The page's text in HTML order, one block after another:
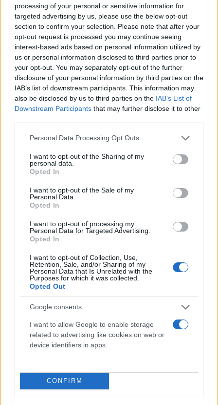
processing of your personal or sensitive information for
targeted advertising by us, please use the below opt-out
section to confirm your selection. Please note that after your
opt-out request is processed you may continue seeing
interest-based ads based on personal information utilized by
us or personal information disclosed to third parties prior to
your opt-out. You may separately opt-out of the further
disclosure of your personal information by third parties on the
IAB’s list of downstream participants. This information may
also be disclosed by us to third parties on the IAB’s List of
Downstream Participants that may further disclose it to other
Please note that this website/app uses one or more Google
not limited to your visit or usage behaviour. You may click to
grant or deny consent to Google and its third-party tags to
use your data for below specified purposes in below Google
consent section.
Personal Data Processing Opt Outs
I want to opt-out of the Sharing of my
personal data.
Opted In
I want to opt-out of the Sale of my
Personal Data.
Opted In
I want to opt-out of processing my
Personal Data for Targeted Advertising.
Opted In
I want to opt-out of Collection, Use,
Retention, Sale, and/or Sharing of my
Personal Data that Is Unrelated with the
Purposes for which it was collected.
Opted Out
Google consents
I want to allow Google to enable storage
related to advertising like cookies on web or
device identifiers in apps.
CONFIRM
Τι είδαμε στο πρώτο επεισόδιο:
Μια φορά κι έναν καιρό η Ηγουμένη Μαρία και οι
Αδερφές Αρσινόη, Αγαθονίκη, Ουρανία και
Χρυσοβαλάντω ζούσαν ήρεμα και γαλήνια στην
μονή της Αγίας Θεοδούλης. Μέχρι που ένα πρωί
ανακαλύπτουν ένα αντρικό πτώμα στο
σκευοφυλάκιο και η ζωή τους μετατρέπεται σε
κόλαση">https:="" www.iefimerida.gr="" medi...
<="" a="">